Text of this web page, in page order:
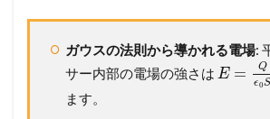
ガウスの法則から導かれる電場:
サー内部の電場の強さは E =
Q
ϵ0S
ます。